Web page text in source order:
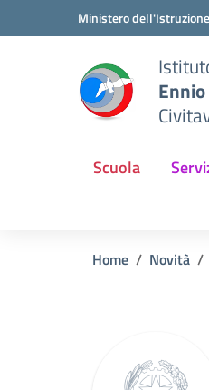
Vai ai contenuti
Vai al menu di navigazione
Ministero
Scuola
Home Novità